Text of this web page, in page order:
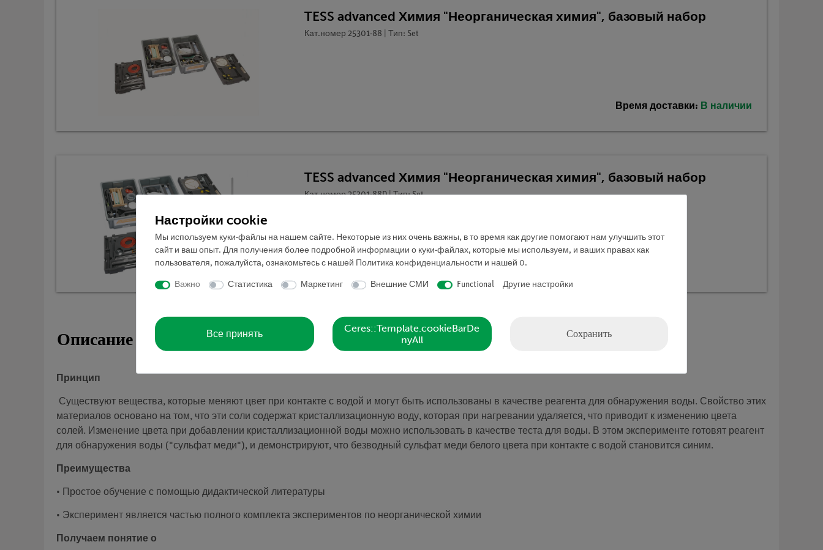
TESS advanced Химия "Неорганическая химия", базовый набор
Кат.номер 25301-88 | Тип: Set
Время доставки: В наличии
TESS advanced Химия "Неорганическая химия", базовый набор
Кат.номер 25301-88D | Тип: Set
Описание
Принцип
Существуют вещества, которые меняют цвет при контакте с водой и могут быть использованы в качестве реагента для обнаружения воды. Свойство этих
материалов основано на том, что эти соли содержат кристаллизационную воду, которая при нагревании удаляется, что приводит к изменению цвета
солей. Изменение цвета при добавлении кристаллизационной воды можно использовать в качестве теста для воды. В этом эксперименте готовят реагент
для обнаружения воды ("сульфат меди"), и демонстрируют, что безводный сульфат меди белого цвета при контакте с водой становится синим.
Преимущества
• Простое обучение с помощью дидактической литературы
• Эксперимент является частью полного комплекта экспериментов по неорганической химии
Получаем понятие о
Настройки cookie
Мы используем куки-файлы на нашем сайте. Некоторые из них очень важны, в то время как другие помогают нам улучшить этот
сайт и ваш опыт. Для получения более подробной информации о куки-файлах, которые мы используем, и ваших правах как
пользователя, пожалуйста, ознакомьтесь с нашей
Политика конфиденциальности и нашей 0.
Важно Статистика Маркетинг Внешние СМИ Functional Другие настройки
Все принять
Ceres::Template.cookieBarDe
nyAll
Сохранить